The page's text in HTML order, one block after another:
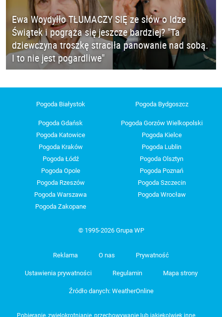
Ewa Woydyłło TŁUMACZY SIĘ ze słów o Idze
Świątek i pogrąża się jeszcze bardziej? "Ta
dziewczyna troszkę straciła panowanie nad sobą.
I to nie jest pogardliwe"
Pogoda Białystok Pogoda Bydgoszcz
Pogoda Gdańsk
Pogoda Gorzów Wielkopolski
Pogoda Katowice
Pogoda Kielce
Pogoda Kraków
Pogoda Lublin
Pogoda Łódź
Pogoda Olsztyn
Pogoda Opole
Pogoda Poznań
Pogoda Rzeszów
Pogoda Szczecin
Pogoda Warszawa
Pogoda Wrocław
Pogoda Zakopane
© 1995-2026 Grupa WP
Reklama O nas Prywatność
Ustawienia prywatności Regulamin Mapa strony
Źródło danych: WeatherOnline
Pobieranie, zwielokrotnianie, przechowywanie lub jakiekolwiek inne